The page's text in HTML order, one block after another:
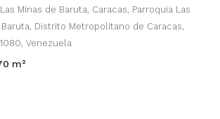
Minas de Baruta, Caracas, Parroquia Las
Distrito Metropolitano de Caracas,
Venezuela
m²